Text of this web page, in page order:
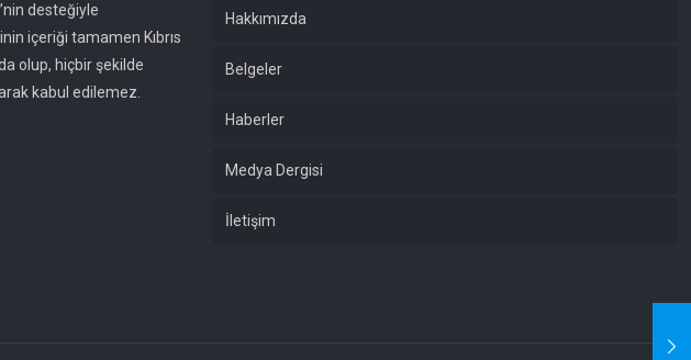
desteğiyle
içeriği tamamen Kıbrıs
olup, hiçbir şekilde
kabul edilemez.
Hakkımızda
Belgeler
Haberler
Medya Dergisi
İletişim